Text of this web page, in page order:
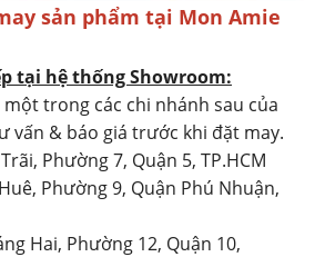
sản phẩm tại Mon Amie
tại hệ thống Showroom:
trong các chi nhánh sau của
vấn & báo giá trước khi đặt may.
Phường 7, Quận 5, TP.HCM
Phường 9, Quận Phú Nhuận,
Hai, Phường 12, Quận 10,